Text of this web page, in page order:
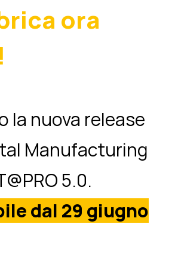
ora
la nuova release
Manufacturing
5.0.
dal 29 giugno